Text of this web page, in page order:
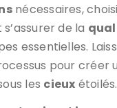
nécessaires,
de la
essentielles.
pour créer
les cieux étoilés.